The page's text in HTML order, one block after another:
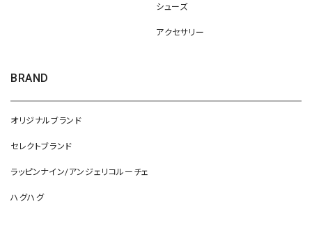
シューズ
アクセサリー
BRAND
オリジナルブランド
セレクトブランド
ラッピンナイン/アンジェリコルーチェ
ハグハグ